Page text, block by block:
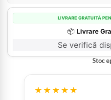
LIVRARE GRATUITĂ
📦 Livrare
Se verifică
Stoc
★★★★★